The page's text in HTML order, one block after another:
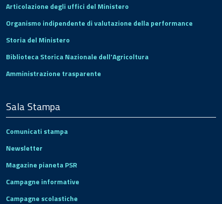
Articolazione degli uffici del Ministero
Organismo indipendente di valutazione della performance
Storia del Ministero
Biblioteca Storica Nazionale dell'Agricoltura
Amministrazione trasparente
Sala Stampa
Comunicati stampa
Newsletter
Magazine pianeta PSR
Campagne informative
Campagne scolastiche